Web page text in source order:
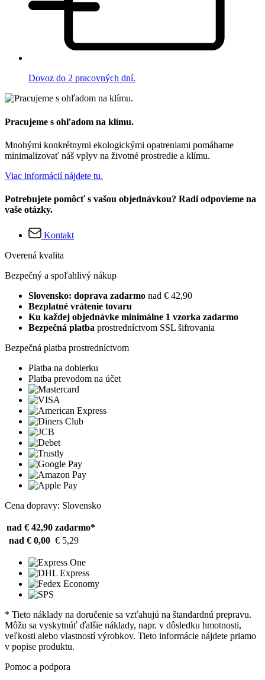
Dovoz do 2 pracovných dní.
Pracujeme s ohľadom na klímu.
Mnohými konkrétnymi ekologickými opatreniami pomáhame
minimalizovať náš vplyv na životné prostredie a klímu.
Viac informácií nájdete tu.
Potrebujete pomôcť s vašou objednávkou? Radi odpovieme na
vaše otázky.
Kontakt
Overená kvalita
Bezpečný a spoľahlivý nákup
Slovensko: doprava zadarmo nad € 42,90
Bezplatné vrátenie tovaru
Ku každej objednávke minimálne 1 vzorka zadarmo
Bezpečná platba prostredníctvom SSL šifrovania
Bezpečná platba prostredníctvom
Platba na dobierku
Platba prevodom na účet
Cena dopravy: Slovensko
nad € 42,90 zadarmo*
nad € 0,00 € 5,29
* Tieto náklady na doručenie sa vzťahujú na štandardnú prepravu.
Môžu sa vyskytnúť ďalšie náklady, napr. v dôsledku hmotnosti,
veľkosti alebo vlastností výrobkov. Tieto informácie nájdete priamo
v popise produktu.
Pomoc a podpora